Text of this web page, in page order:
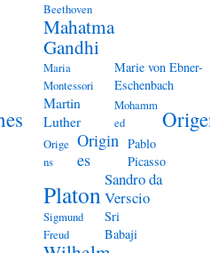
Beethoven
Mahatma
Gandhi
Maria
Montessori
Marie von Ebner-
Eschenbach
Martin
Luther
Mohamm
ed
Orige
ns
Origin
es
Pablo
Picasso
Platon
Sandro da
Verscio
Sigmund
Freud
Sri
Babaji